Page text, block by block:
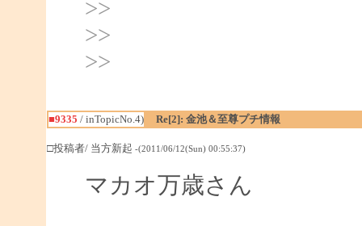
>>
>>
>>
■9335 / inTopicNo.4) Re[2]: 金池＆至尊プチ情報
□投稿者/ 当方新起 -(2011/06/12(Sun) 00:55:37)
マカオ万歳さん